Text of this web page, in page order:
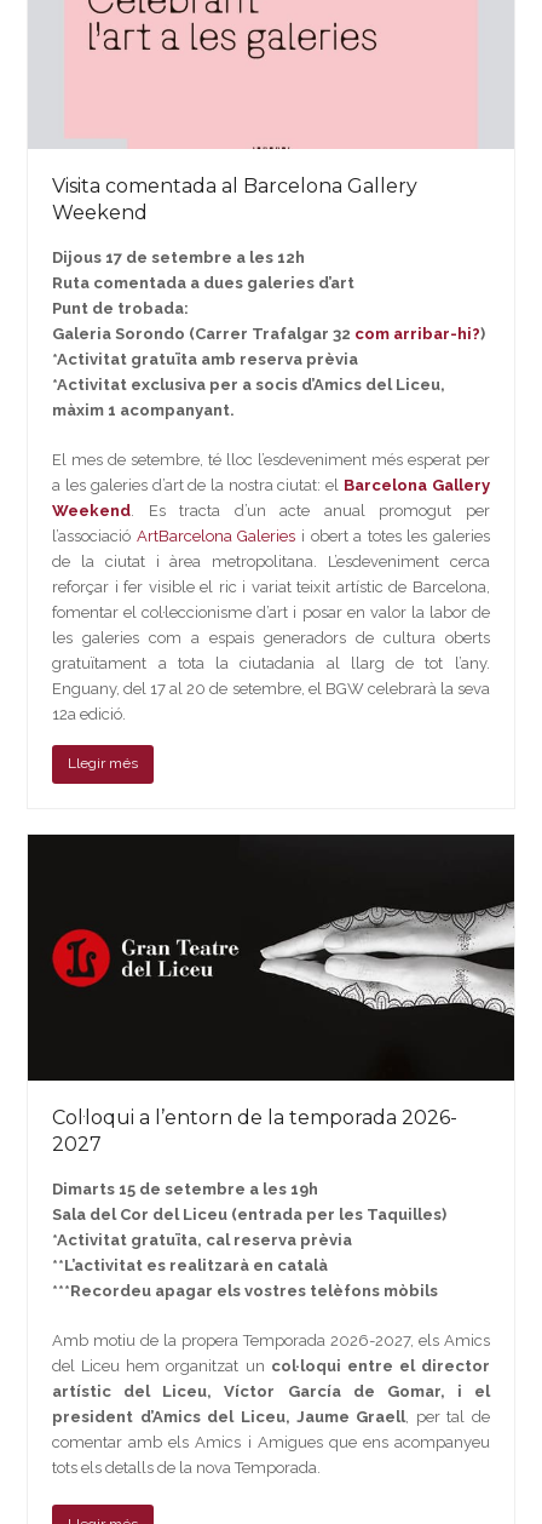
Visita comentada al Barcelona Gallery
Weekend
Dijous 17 de setembre a les 12h
Ruta comentada a dues galeries d’art
Punt de trobada:
Galeria Sorondo (Carrer Trafalgar 32 com arribar-hi?)
*Activitat gratuïta amb reserva prèvia
*Activitat exclusiva per a socis d’Amics del Liceu,
màxim 1 acompanyant.
El mes de setembre, té lloc l’esdeveniment més esperat per
a les galeries d’art de la nostra ciutat: el Barcelona Gallery
Weekend . Es tracta d’un acte anual promogut per
l’associació ArtBarcelona Galeries i obert a totes les galeries
de la ciutat i àrea metropolitana. L’esdeveniment cerca
reforçar i fer visible el ric i variat teixit artístic de Barcelona,
fomentar el col·leccionisme d’art i posar en valor la labor de
les galeries com a espais generadors de cultura oberts
gratuïtament a tota la ciutadania al llarg de tot l’any.
Enguany, del 17 al 20 de setembre, el BGW celebrarà la seva
12a edició.
Llegir més
Col·loqui a l’entorn de la temporada 2026-
2027
Dimarts 15 de setembre a les 19h
Sala del Cor del Liceu (entrada per les Taquilles)
*Activitat gratuïta, cal reserva prèvia
**L’activitat es realitzarà en català
***Recordeu apagar els vostres telèfons mòbils
Amb motiu de la propera Temporada 2026-2027, els Amics
del Liceu hem organitzat un col·loqui entre el director
artístic del Liceu, Víctor García de Gomar, i el
president d’Amics del Liceu, Jaume Graell, per tal de
comentar amb els Amics i Amigues que ens acompanyeu
tots els detalls de la nova Temporada.